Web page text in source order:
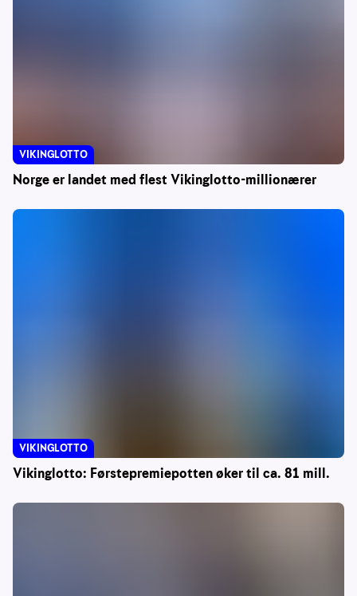
Norge er landet med flest Vikinglotto-millionærer
VIKINGLOTTO
Vikinglotto: Førstepremiepotten øker til ca. 81 mill.
VIKINGLOTTO